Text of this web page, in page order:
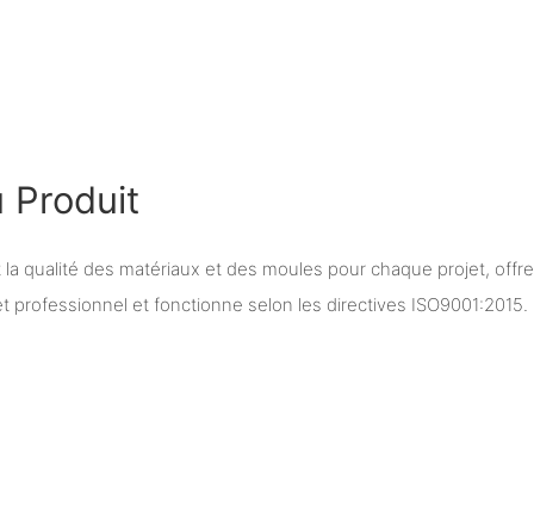
Produit
la qualité des matériaux et des moules pour chaque projet, offre
professionnel et fonctionne selon les directives ISO9001:2015.